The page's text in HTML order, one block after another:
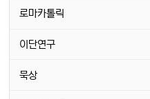
로마카톨릭
이단연구
묵상